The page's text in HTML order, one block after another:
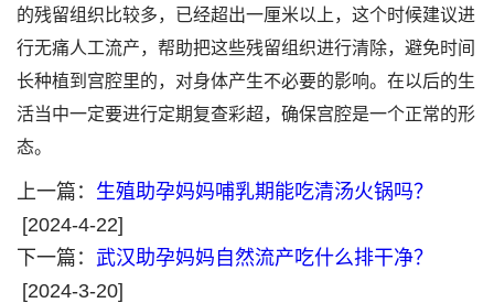
的残留组织比较多，已经超出一厘米以上，这个时候建议进
行无痛人工流产，帮助把这些残留组织进行清除，避免时间
长种植到宫腔里的，对身体产生不必要的影响。在以后的生
活当中一定要进行定期复查彩超，确保宫腔是一个正常的形
态。
上一篇： 生殖助孕妈妈哺乳期能吃清汤火锅吗？
[2024-4-22]
下一篇： 武汉助孕妈妈自然流产吃什么排干净？
[2024-3-20]